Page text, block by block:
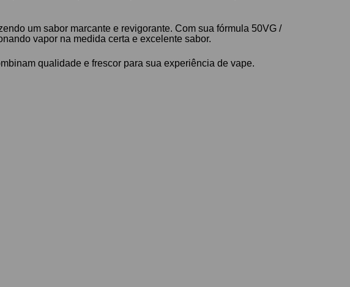
um sabor marcante e revigorante. Com sua fórmula 50VG /
vapor na medida certa e excelente sabor.
qualidade e frescor para sua experiência de vape.